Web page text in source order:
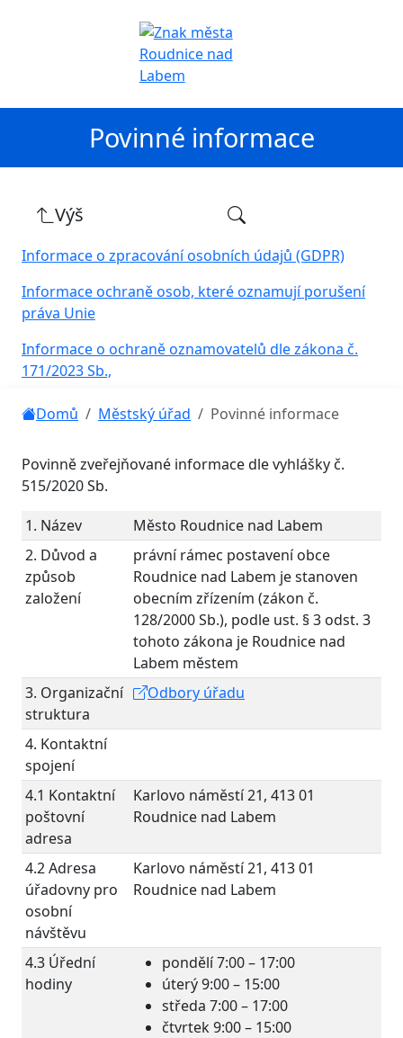
Povinné informace
Výš
Informace o zpracování osobních údajů (GDPR)
Informace ochraně osob, které oznamují porušení
práva Unie
Informace o ochraně oznamovatelů dle zákona č.
171/2023 Sb.,
Domů Městský úřad Povinné informace
Povinně zveřejňované informace dle vyhlášky č.
515/2020 Sb.
1. Název
Město Roudnice nad Labem
2. Důvod a
způsob
založení
právní rámec postavení obce
Roudnice nad Labem je stanoven
obecním zřízením (zákon č.
128/2000 Sb.), podle ust. § 3 odst. 3
tohoto zákona je Roudnice nad
Labem městem
3. Organizační
struktura
Odbory úřadu
4. Kontaktní
spojení
4.1 Kontaktní
poštovní
adresa
Karlovo náměstí 21, 413 01
Roudnice nad Labem
4.2 Adresa
úřadovny pro
osobní
návštěvu
Karlovo náměstí 21, 413 01
Roudnice nad Labem
4.3 Úřední
hodiny
pondělí 7:00 – 17:00
úterý 9:00 – 15:00
středa 7:00 – 17:00
čtvrtek 9:00 – 15:00